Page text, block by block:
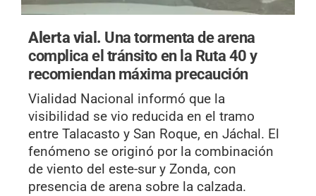
Alerta vial. Una tormenta de arena
complica el tránsito en la Ruta 40 y
recomiendan máxima precaución
Vialidad Nacional informó que la
visibilidad se vio reducida en el tramo
entre Talacasto y San Roque, en Jáchal. El
fenómeno se originó por la combinación
de viento del este-sur y Zonda, con
presencia de arena sobre la calzada.